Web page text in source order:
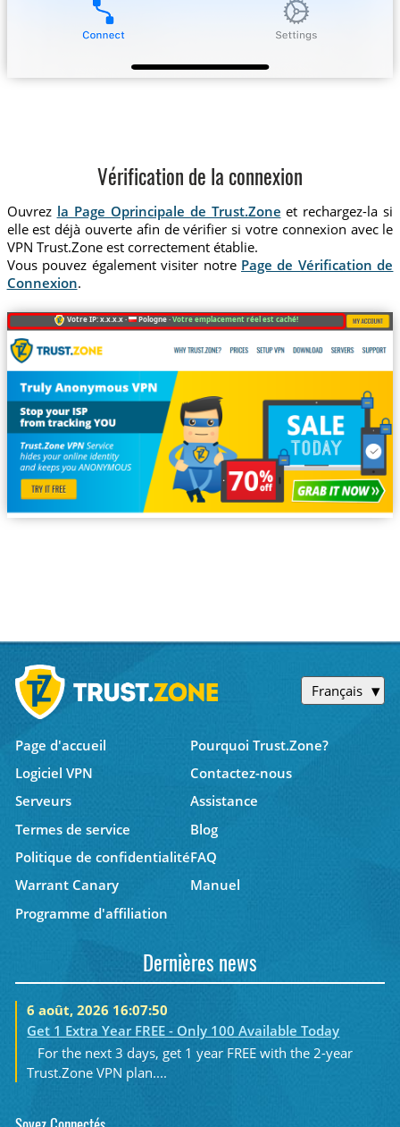
Vérification de la connexion
Ouvrez la Page Oprincipale de Trust.Zone et rechargez-la si
elle est déjà ouverte afin de vérifier si votre connexion avec le
VPN Trust.Zone est correctement établie.
Vous pouvez également visiter notre Page de Vérification de
Connexion.
Votre IP: x.x.x.x · Pologne ·Votre emplacement réel est caché!
Français
Page d'accueil
Pourquoi Trust.Zone?
Logiciel VPN
Contactez-nous
Serveurs
Assistance
Termes de service
Blog
Politique de confidentialitéFAQ
Warrant Canary
Manuel
Programme d'affiliation
Dernières news
6 août, 2026 16:07:50
Get 1 Extra Year FREE - Only 100 Available Today
For the next 3 days, get 1 year FREE with the 2-year
Trust.Zone VPN plan....